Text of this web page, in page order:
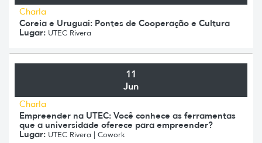
Charla
Coreia e Uruguai: Pontes de Cooperação e Cultura
Lugar: UTEC Rivera
11
Jun
Charla
Empreender na UTEC: Você conhece as ferramentas
que a universidade oferece para empreender?
Lugar: UTEC Rivera | Cowork